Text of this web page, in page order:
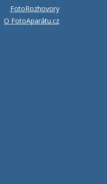
FotoRozhovory
O FotoAparátu.cz